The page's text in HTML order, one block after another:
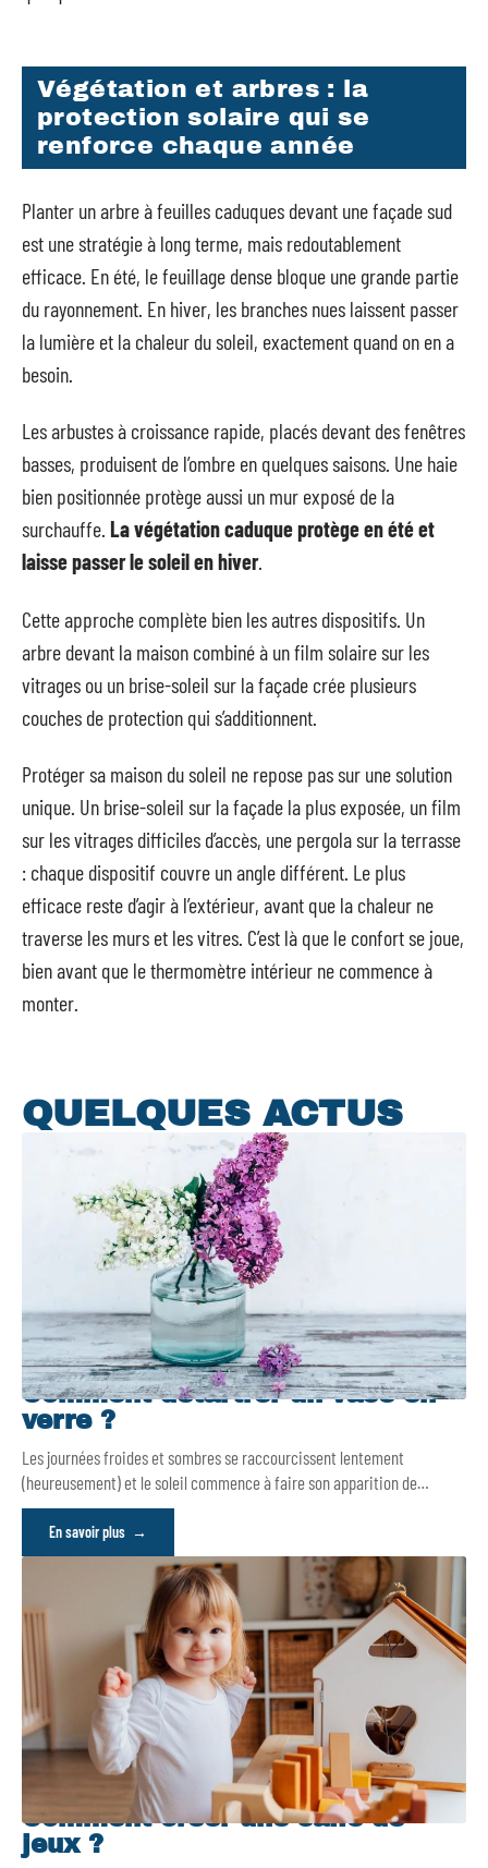
Végétation et arbres : la
protection solaire qui se
renforce chaque année
Planter un arbre à feuilles caduques devant une façade sud
est une stratégie à long terme, mais redoutablement
efficace. En été, le feuillage dense bloque une grande partie
du rayonnement. En hiver, les branches nues laissent passer
la lumière et la chaleur du soleil, exactement quand on en a
besoin.
Les arbustes à croissance rapide, placés devant des fenêtres
basses, produisent de l’ombre en quelques saisons. Une haie
bien positionnée protège aussi un mur exposé de la
surchauffe. La végétation caduque protège en été et
laisse passer le soleil en hiver.
Cette approche complète bien les autres dispositifs. Un
arbre devant la maison combiné à un film solaire sur les
vitrages ou un brise-soleil sur la façade crée plusieurs
couches de protection qui s’additionnent.
Protéger sa maison du soleil ne repose pas sur une solution
unique. Un brise-soleil sur la façade la plus exposée, un film
sur les vitrages difficiles d’accès, une pergola sur la terrasse
: chaque dispositif couvre un angle différent. Le plus
efficace reste d’agir à l’extérieur, avant que la chaleur ne
traverse les murs et les vitres. C’est là que le confort se joue,
bien avant que le thermomètre intérieur ne commence à
monter.
QUELQUES ACTUS
Comment détartrer un vase en
verre ?
Les journées froides et sombres se raccourcissent lentement
(heureusement) et le soleil commence à faire son apparition de…
En savoir plus
Comment créer une salle de
jeux ?